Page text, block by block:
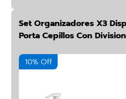
Set Organizadores X3
Porta Cepillos Con
10% Off